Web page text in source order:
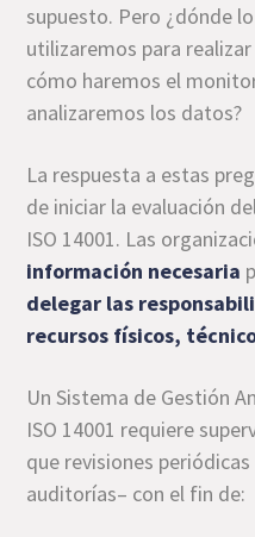
supuesto. Pero ¿dónde
utilizaremos para
cómo haremos el
analizaremos los datos?
La respuesta a estas
de iniciar la evaluación
ISO 14001. Las
información necesaria
delegar las
recursos físicos,
Un Sistema de Gestión
ISO 14001 requiere
que revisiones
auditorías– con el fin de: